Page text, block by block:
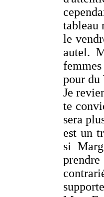
tableau
le
autel.
pour du
Je
te
sera
est un
si